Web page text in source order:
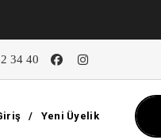
34 40
/ Yeni Üyelik